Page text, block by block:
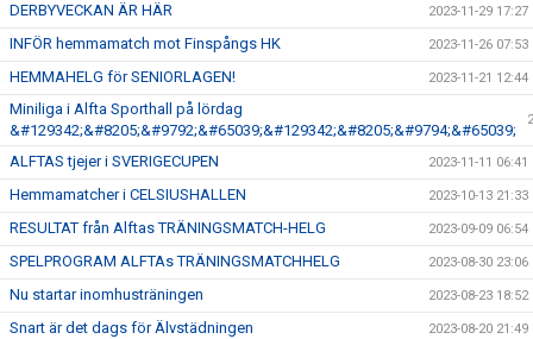
DERBYVECKAN ÄR HÄR 2023-11-29 17:27
INFÖR hemmamatch mot Finspångs HK 2023-11-26 07:53
HEMMAHELG för SENIORLAGEN! 2023-11-21 12:44
Miniliga i Alfta Sporthall på lördag
&#129342;&#8205;&#9792;&#65039;&#129342;&#8205;&#9794;&#65039;
ALFTAS tjejer i SVERIGECUPEN 2023-11-11 06:41
Hemmamatcher i CELSIUSHALLEN 2023-10-13 21:33
RESULTAT från Alftas TRÄNINGSMATCH-HELG 2023-09-09 06:54
SPELPROGRAM ALFTAs TRÄNINGSMATCHHELG 2023-08-30 23:06
Nu startar inomhusträningen 2023-08-23 18:52
Snart är det dags för Älvstädningen 2023-08-20 21:49